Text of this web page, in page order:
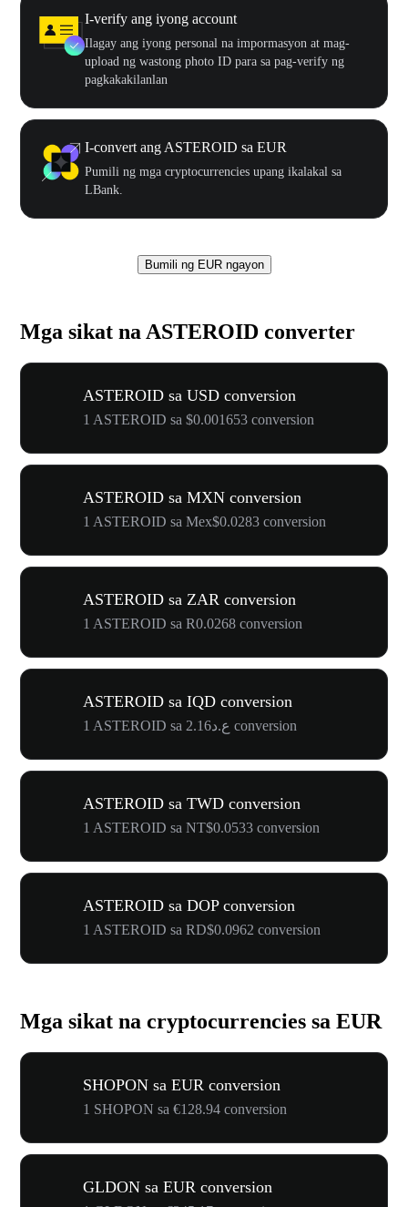
I-verify ang iyong account
Ilagay ang iyong personal na impormasyon at mag-
upload ng wastong photo ID para sa pag-verify ng
pagkakakilanlan
I-convert ang ASTEROID sa EUR
Pumili ng mga cryptocurrencies upang ikalakal sa
LBank.
Bumili ng EUR ngayon
Mga sikat na ASTEROID converter
ASTEROID sa USD conversion
1 ASTEROID sa $0.001653 conversion
ASTEROID sa MXN conversion
1 ASTEROID sa Mex$0.0283 conversion
ASTEROID sa ZAR conversion
1 ASTEROID sa R0.0268 conversion
ASTEROID sa IQD conversion
1 ASTEROID sa ع.د2.16 conversion
ASTEROID sa TWD conversion
1 ASTEROID sa NT$0.0533 conversion
ASTEROID sa DOP conversion
1 ASTEROID sa RD$0.0962 conversion
Mga sikat na cryptocurrencies sa EUR
SHOPON sa EUR conversion
1 SHOPON sa €128.94 conversion
GLDON sa EUR conversion